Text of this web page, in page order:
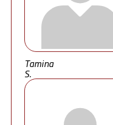
Tamina
S.